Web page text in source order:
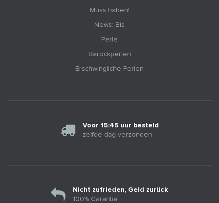
Muss haben!
News: Bis
Perle
Barockperlen
Erschwingliche Perlen
Voor 15:45 uur besteld
zelfde dag verzonden
Nicht zufrieden, Geld zurück
100% Garantie